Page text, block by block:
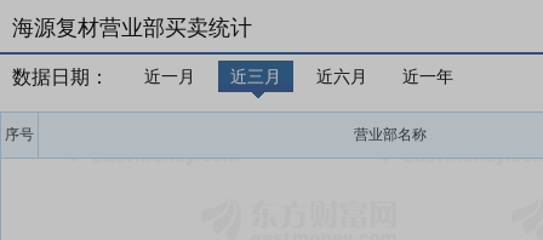
海源复材营业部买卖统计
数据日期： 近一月 近三月 近六月 近一年
序号 营业部名称